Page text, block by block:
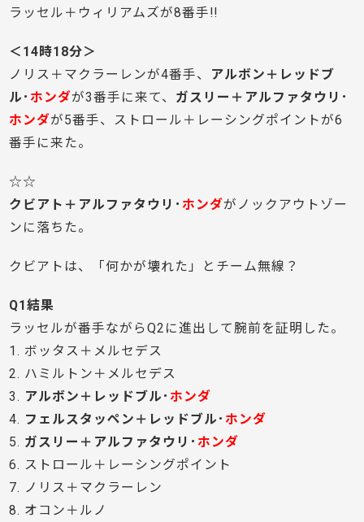
ラッセル＋ウィリアムズが8番手!!
＜14時18分＞
ノリス＋マクラーレンが4番手、 アルボン＋レッドブ
ル･ ホンダが3番手に来て、 ガスリー＋アルファタウリ･
ホンダが5番手、ストロール＋レーシングポイントが6
番手に来た。
☆☆
クビアト＋アルファタウリ･ ホンダがノックアウトゾー
ンに落ちた。
クビアトは、「何かが壊れた」とチーム無線？
Q1結果
ラッセルが番手ながらQ2に進出して腕前を証明した。
1. ボッタス＋メルセデス
2. ハミルトン＋メルセデス
3. アルボン＋レッドブル･ ホンダ
4. フェルスタッペン＋レッドブル･ ホンダ
5. ガスリー＋アルファタウリ･ ホンダ
6. ストロール＋レーシングポイント
7. ノリス＋マクラーレン
8. オコン＋ルノ